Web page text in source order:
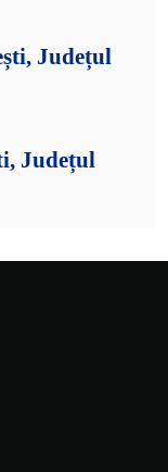
Județul
Județul